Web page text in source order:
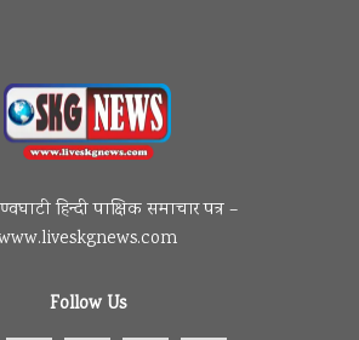
हिन्दी पाक्षिक समाचार पत्र –
Follow Us